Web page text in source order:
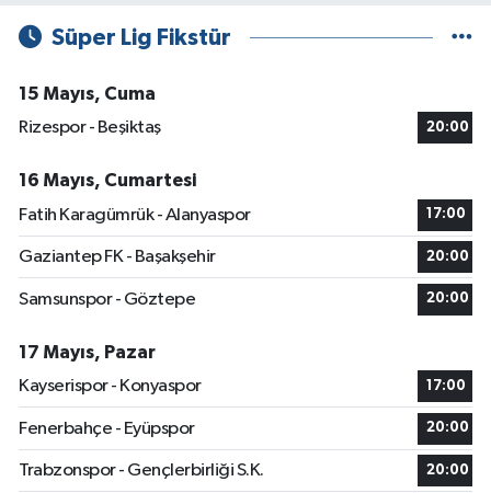
Süper Lig Fikstür
15 Mayıs, Cuma
Rizespor - Beşiktaş
20:00
16 Mayıs, Cumartesi
Fatih Karagümrük - Alanyaspor
17:00
Gaziantep FK - Başakşehir 20:00
Samsunspor - Göztepe 20:00
17 Mayıs, Pazar
Kayserispor - Konyaspor
17:00
Fenerbahçe - Eyüpspor 20:00
Trabzonspor - Gençlerbirliği S.K. 20:00